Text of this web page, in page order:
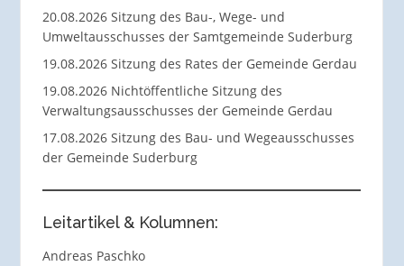
20.08.2026 Sitzung des Bau-, Wege- und
Umweltausschusses der Samtgemeinde Suderburg
19.08.2026 Sitzung des Rates der Gemeinde Gerdau
19.08.2026 Nichtöffentliche Sitzung des
Verwaltungsausschusses der Gemeinde Gerdau
17.08.2026 Sitzung des Bau- und Wegeausschusses
der Gemeinde Suderburg
Leitartikel & Kolumnen:
Andreas Paschko